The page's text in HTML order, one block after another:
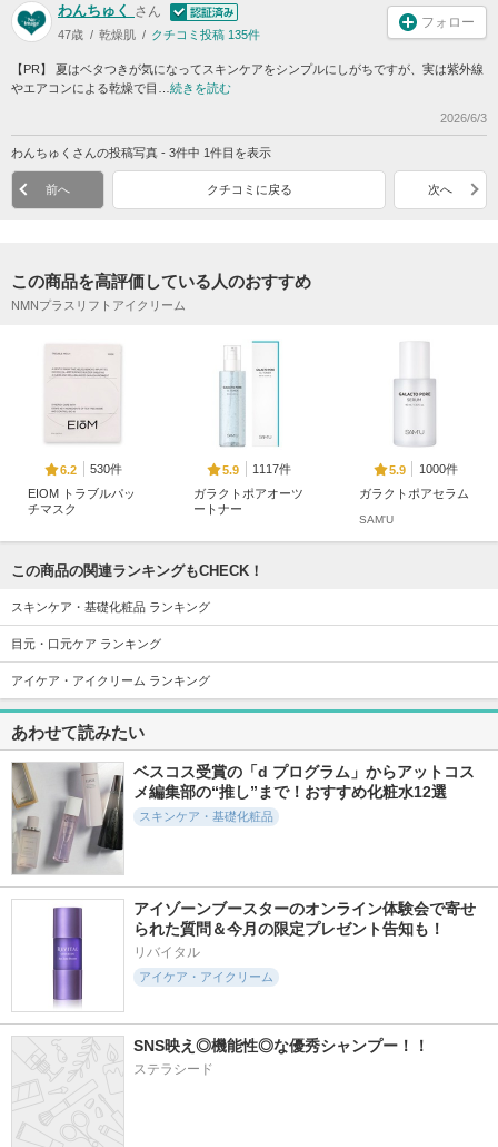
わんちゅく さん
47歳 乾燥肌 クチコミ投稿 135件
フォロー
【PR】 夏はベタつきが気になってスキンケアをシンプルにしがちですが、実は紫外線
やエアコンによる乾燥で目… 続きを読む
2026/6/3
わんちゅくさんの投稿写真 - 3件中 1件目を表示
前へ クチコミに戻る 次へ
この商品を高評価している人のおすすめ
NMNプラスリフトアイクリーム
6.2
530件
EIOM トラブルパッ
チマスク
5.9
1117件
ガラクトポアオーツ
ートナー
5.9
1000件
ガラクトポアセラム
SAM'U
6.1
405件
アイバックリフト 1
100ショット パッチ
CHARDE
メラフィルクリーム
EIOMアクネクスク
リーム
5.8
718件
オンマイスキン ハ
ーブピーリングソリ
ューション フェイ
ビオルチアアイラッ
シュセラム
クラウドアンプル
CHARDE
5.8
382件
ガラクトポアセバム
この商品の関連ランキングもCHECK！
スキンケア・基礎化粧品 ランキング
目元・口元ケア ランキング
アイケア・アイクリーム ランキング
あわせて読みたい
ベスコス受賞の「d プログラム」からアットコス
メ編集部の“推し”まで！おすすめ化粧水12選
スキンケア・基礎化粧品
アイゾーンブースターのオンライン体験会で寄せ
られた質問＆今月の限定プレゼント告知も！
リバイタル
アイケア・アイクリーム
SNS映え◎機能性◎な優秀シャンプー！！
ステラシード